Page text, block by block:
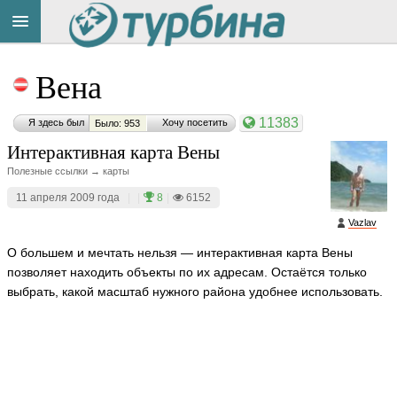
Вена
Я здесь был Было: 953 Хочу посетить 11383
Vazlav
Интерактивная карта Вены
Полезные ссылки → карты
11 апреля 2009 года 8 6152
О большем и мечтать нельзя — интерактивная карта Вены
позволяет находить объекты по их адресам. Остаётся только
выбрать, какой масштаб нужного района удобнее использовать.
на
сайте: